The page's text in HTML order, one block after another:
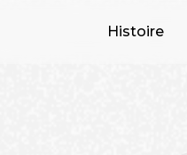
Histoire